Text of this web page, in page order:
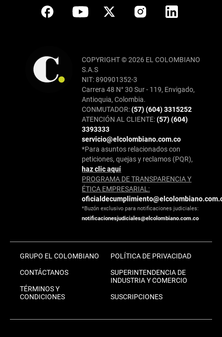
COPYRIGHT © 2026 EL COLOMBIANO
S.A.S
NIT: 890901352-3
Carrera 48 N° 30 Sur - 119, Envigado,
Antioquia, Colombia.
CONMUTADOR:(57) (604) 3315252
ATENCIÓN AL CLIENTE:(57) (604)
3393333
servicio@elcolombiano.com.co
*Para asuntos relacionados con
peticiones, quejas y reclamos (PQR),
haz clic aquí
PROGRAMA DE TRANSPARENCIA Y
ÉTICA EMPRESARIAL:
*Buzón exclusivo para notificaciones judiciales:
notificacionesjudiciales@elcolombiano.com.co
GRUPO EL COLOMBIANO
CONTÁCTANOS
TÉRMINOS Y
CONDICIONES
POLÍTICA DE PRIVACIDAD
SUPERINTENDENCIA DE
INDUSTRIA Y COMERCIO
SUSCRIPCIONES